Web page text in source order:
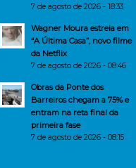
7 de agosto de 2026 - 18:33
Wagner Moura estreia em
“A Última Casa”, novo filme
da Netflix
7 de agosto de 2026 - 08:46
Obras da Ponte dos
Barreiros chegam a 75% e
entram na reta final da
primeira fase
7 de agosto de 2026 - 08:15